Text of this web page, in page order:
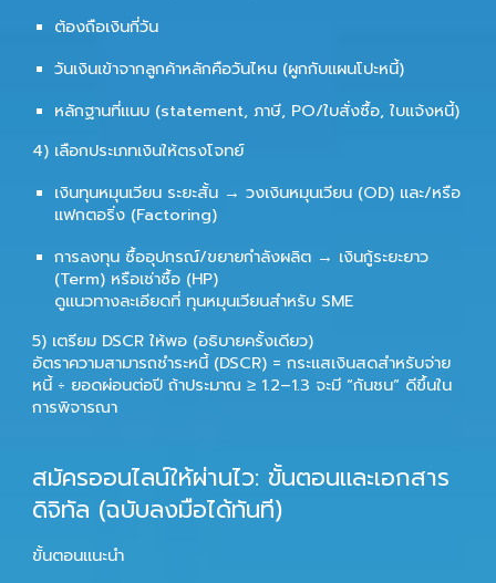
ต้องถือเงินกี่วัน
วันเงินเข้าจากลูกค้าหลักคือวันไหน (ผูกกับแผนโปะหนี้)
หลักฐานที่แนบ (statement, ภาษี, PO/ใบสั่งซื้อ, ใบแจ้งหนี้)
4) เลือกประเภทเงินให้ตรงโจทย์
เงินทุนหมุนเวียน ระยะสั้น → วงเงินหมุนเวียน (OD) และ/หรือ
แฟกตอริ่ง (Factoring)
การลงทุน ซื้ออุปกรณ์/ขยายกำลังผลิต → เงินกู้ระยะยาว
(Term) หรือเช่าซื้อ (HP)
ดูแนวทางละเอียดที่ ทุนหมุนเวียนสำหรับ SME
5) เตรียม DSCR ให้พอ (อธิบายครั้งเดียว)
อัตราความสามารถชำระหนี้ (DSCR) = กระแสเงินสดสำหรับจ่าย
หนี้ ÷ ยอดผ่อนต่อปี ถ้าประมาณ ≥ 1.2–1.3 จะมี “กันชน” ดีขึ้นใน
การพิจารณา
สมัครออนไลน์ให้ผ่านไว: ขั้นตอนและเอกสาร
ดิจิทัล (ฉบับลงมือได้ทันที)
ขั้นตอนแนะนำ